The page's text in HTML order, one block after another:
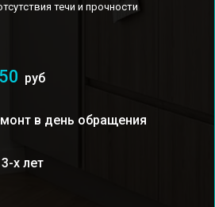
течи и прочности
руб
в день обращения
х лет